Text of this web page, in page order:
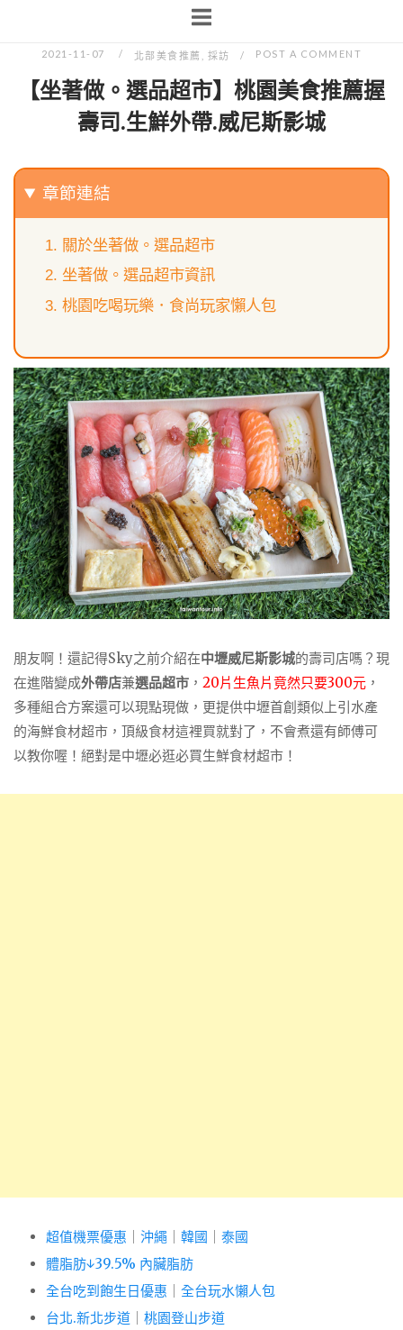
2021-11-07 北部美食推薦 採訪 POST A COMMENT
【坐著做。選品超市】桃園美食推薦握
壽司.生鮮外帶.威尼斯影城
章節連結
關於坐著做。選品超市
坐著做。選品超市資訊
桃園吃喝玩樂．食尚玩家懶人包
朋友啊！還記得Sky之前介紹在中壢威尼斯影城的壽司店嗎？現
在進階變成外帶店兼選品超市 ， 20片生魚片竟然只要300元 ，
多種組合方案還可以現點現做，更提供中壢首創類似上引水產
的海鮮食材超市，頂級食材這裡買就對了，不會煮還有師傅可
以教你喔！絕對是中壢必逛必買生鮮食材超市！
超值機票優惠 沖繩 韓國
泰國
體脂肪↓39.5% 內臟脂肪
全台吃到飽生日優惠
全台玩水懶人包
台北.新北步道
桃園登山步道